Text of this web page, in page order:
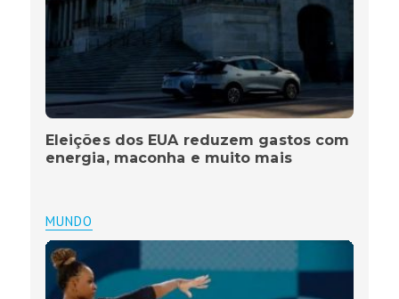
Eleições dos EUA reduzem gastos com
energia, maconha e muito mais
MUNDO